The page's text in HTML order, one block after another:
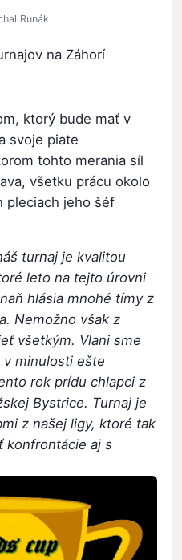
Runák
na Záhorí
ktorý bude mať v
svoje piate
tohto merania síl
všetku prácu okolo
pleciach jeho šéf
turnaj je kvalitou
leto na tejto úrovni
hlásia mnohé tímy z
Nemožno však z
všetkým. Vlani sme
v minulosti ešte
rok prídu chlapci z
Bystrice. Turnaj je
z našej ligy, ktoré tak
konfrontácie aj s